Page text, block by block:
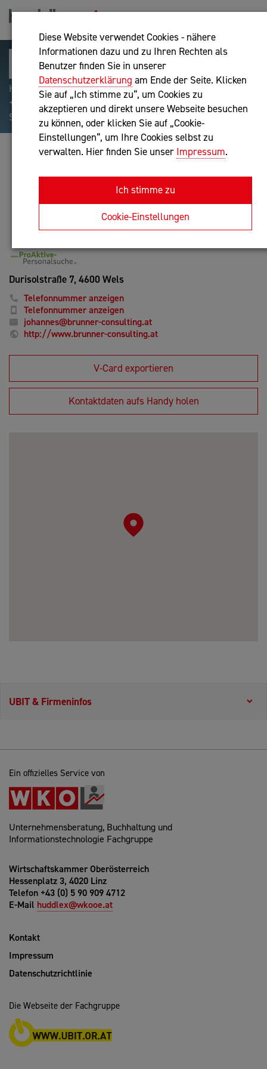
Diese Website verwendet Cookies - nähere
Informationen dazu und zu Ihren Rechten als
Benutzer finden Sie in unserer
Datenschutzerklärung am Ende der Seite. Klicken
Sie auf „Ich stimme zu“, um Cookies zu
akzeptieren und direkt unsere Webseite besuchen
zu können, oder klicken Sie auf „Cookie-
Einstellungen“, um Ihre Cookies selbst zu
verwalten. Hier finden Sie unser Impressum.
Ich stimme zu
Cookie-Einstellungen
Hilfreiche Suchparameter: Begriff einschließen:
+webshop, Begriff ausschließen: -webshop, Exakter
Suchbegriff: "internet of things"
MAG. DR. JOHANNES BRUNNER
Unternehmensberatung
Anfrage oder Rückruf
Durisolstraße 7, 4600 Wels
Telefonnummer anzeigen
Telefonnummer anzeigen
johannes@brunner-consulting.at
http://www.brunner-consulting.at
V-Card exportieren
Kontaktdaten aufs Handy holen
UBIT & Firmeninfos
Ein offizielles Service von
Unternehmensberatung, Buchhaltung und
Informationstechnologie Fachgruppe
Wirtschaftskammer Oberösterreich
Hessenplatz 3, 4020 Linz
Telefon +43 (0) 5 90 909 4712
E-Mail huddlex@wkooe.at
Kontakt
Impressum
Datenschutzrichtlinie
Die Webseite der Fachgruppe